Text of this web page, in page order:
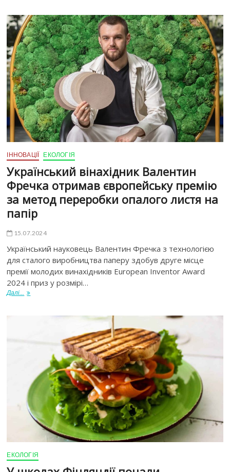
ІННОВАЦІЇ ЕКОЛОГІЯ
Український вінахідник Валентин
Фречка отримав європейську премію
за метод переробки опалого листя на
папір
15.07.2024
Український науковець Валентин Фречка з технологією
для сталого виробництва паперу здобув друге місце
премії молодих винахідників European Inventor Award
2024 і приз у розмірі…
Далі...
ЕКОЛОГІЯ